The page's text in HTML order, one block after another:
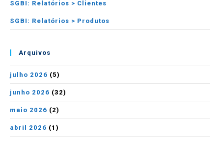
SGBI: Relatórios > Clientes
SGBI: Relatórios > Produtos
Arquivos
julho 2026 (5)
junho 2026 (32)
maio 2026 (2)
abril 2026 (1)